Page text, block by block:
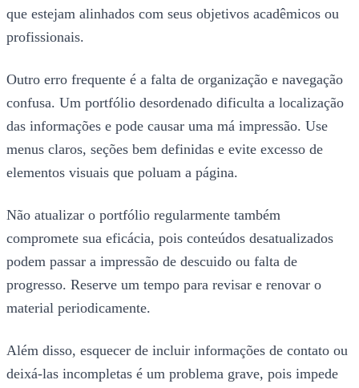
que estejam alinhados com seus objetivos acadêmicos ou
profissionais.
Outro erro frequente é a falta de organização e navegação
confusa. Um portfólio desordenado dificulta a localização
das informações e pode causar uma má impressão. Use
menus claros, seções bem definidas e evite excesso de
elementos visuais que poluam a página.
Não atualizar o portfólio regularmente também
compromete sua eficácia, pois conteúdos desatualizados
podem passar a impressão de descuido ou falta de
progresso. Reserve um tempo para revisar e renovar o
material periodicamente.
Além disso, esquecer de incluir informações de contato ou
deixá-las incompletas é um problema grave, pois impede